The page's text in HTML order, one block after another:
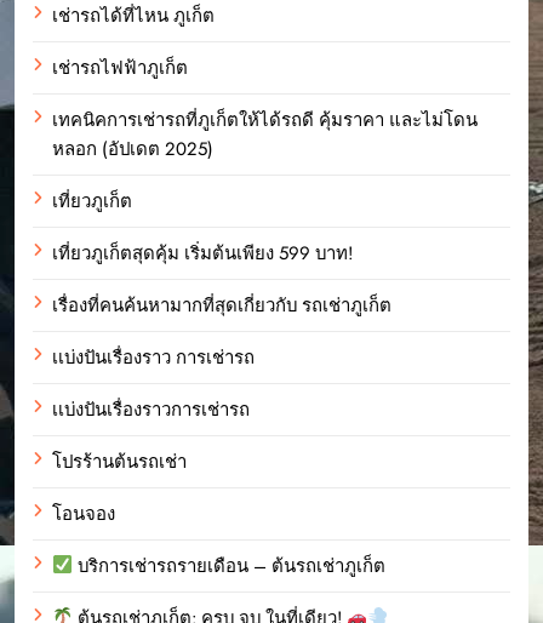
เช่ารถได้ที่ไหน ภูเก็ต
เช่ารถไฟฟ้าภูเก็ต
เทคนิคการเช่ารถที่ภูเก็ตให้ได้รถดี คุ้มราคา และไม่โดน
หลอก (อัปเดต 2025)
เที่ยวภูเก็ต
เที่ยวภูเก็ตสุดคุ้ม เริ่มต้นเพียง 599 บาท!
เรื่องที่คนค้นหามากที่สุดเกี่ยวกับ รถเช่าภูเก็ต
เเบ่งปันเรื่องราว การเช่ารถ
เเบ่งปันเรื่องราวการเช่ารถ
โปรร้านต้นรถเช่า
โอนจอง
บริการเช่ารถรายเดือน – ต้นรถเช่าภูเก็ต